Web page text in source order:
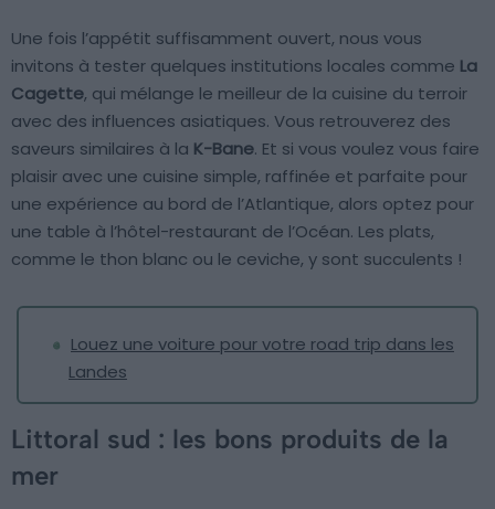
Une fois l’appétit suffisamment ouvert, nous vous
invitons à tester quelques institutions locales comme La
Cagette, qui mélange le meilleur de la cuisine du terroir
avec des influences asiatiques. Vous retrouverez des
saveurs similaires à la K-Bane. Et si vous voulez vous faire
plaisir avec une cuisine simple, raffinée et parfaite pour
une expérience au bord de l’Atlantique, alors optez pour
une table à l’hôtel-restaurant de l’Océan. Les plats,
comme le thon blanc ou le ceviche, y sont succulents !
Louez une voiture pour votre road trip dans les
Landes
Littoral sud : les bons produits de la
mer